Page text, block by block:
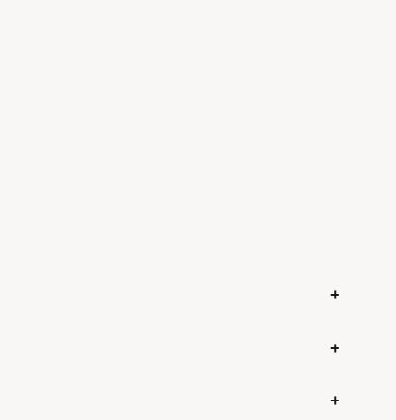
+
+
+